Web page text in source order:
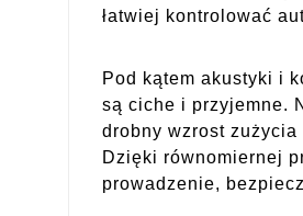
łatwiej kontrolować
Pod kątem akustyki i
są ciche i przyjemne.
drobny wzrost zużycia
Dzięki równomiernej
prowadzenie,